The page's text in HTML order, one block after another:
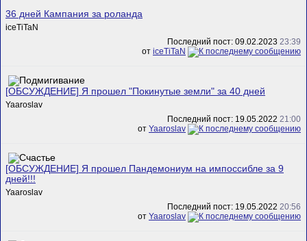
36 дней Кампания за роланда
iceTiTaN
Последний пост: 09.02.2023 23:39
от iceTiTaN
[ОБСУЖДЕНИЕ] Я прошел "Покинутые земли" за 40 дней
Yaaroslav
Последний пост: 19.05.2022 21:00
от Yaaroslav
[ОБСУЖДЕНИЕ] Я прошел Пандемониум на импоссибле за 9
дней!!!
Yaaroslav
Последний пост: 19.05.2022 20:56
от Yaaroslav